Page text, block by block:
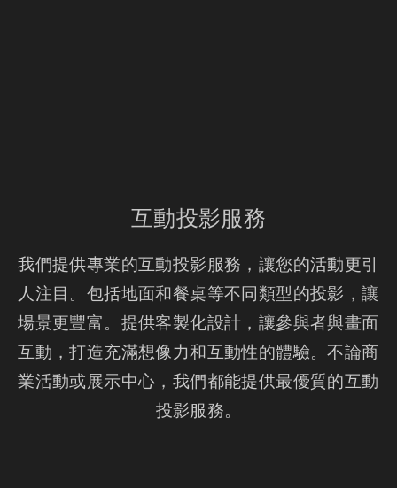
互動投影服務
我們提供專業的互動投影服務，讓您的活動更引
人注目。包括地面和餐桌等不同類型的投影，讓
場景更豐富。提供客製化設計，讓參與者與畫面
互動，打造充滿想像力和互動性的體驗。不論商
業活動或展示中心，我們都能提供最優質的互動
投影服務。